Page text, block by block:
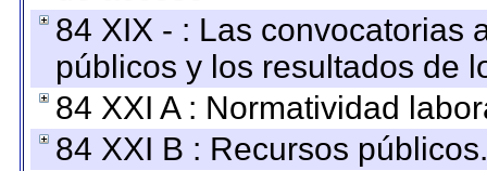
84 XIX - : Las convocatorias
públicos y los resultados de
84 XXI A : Normatividad
84 XXI B : Recursos públicos.